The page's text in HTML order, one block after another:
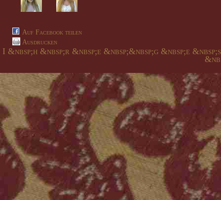
Auf Facebook teilen
Ausdrucken
I &nbsp;h &nbsp;r &nbsp;e &nbsp;&nbsp;g &nbsp;e